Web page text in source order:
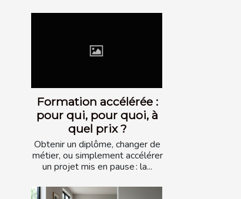
Formation accélérée :
pour qui, pour quoi, à
quel prix ?
Obtenir un diplôme, changer de
métier, ou simplement accélérer
un projet mis en pause : la...